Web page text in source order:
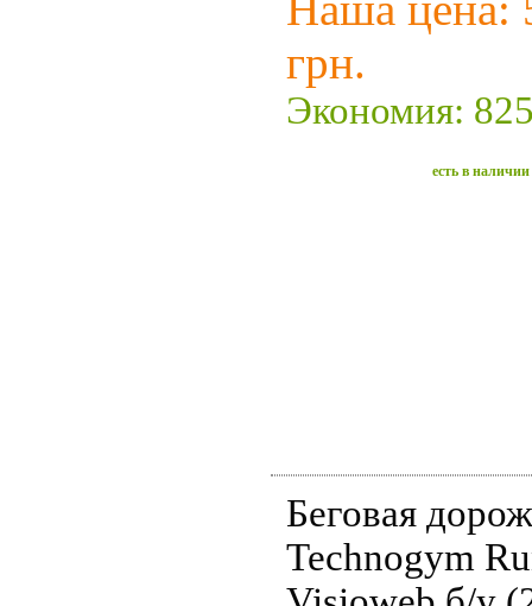
грн.
Экономия:
есть в наличии
Беговая
Technogym